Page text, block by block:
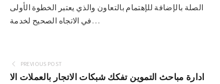
الصلة بالإضافة للإهتمام بالتعاون والذي يعتبر الخطوة الأولى
في الاتجاه الصحيح لخدمة…
PREVIOUS POST
ادارة مباحث التموين تفكك شبكات الاتجار بالعملات الا